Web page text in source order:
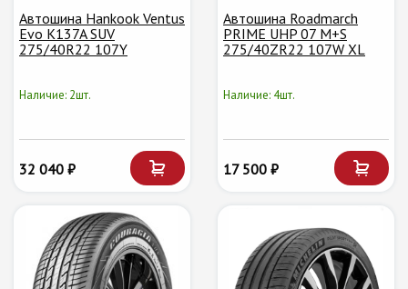
Автошина Hankook Ventus
Evo K137A SUV
275/40R22 107Y
Наличие: 2шт.
32 040 ₽
Автошина Roadmarch
PRIME UHP 07 M+S
275/40ZR22 107W XL
Наличие: 4шт.
17 500 ₽